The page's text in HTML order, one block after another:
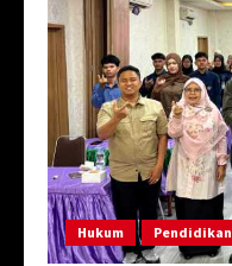
Hukum Pendidikan